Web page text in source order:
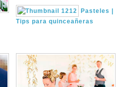
Pasteles |
Tips para quinceañeras